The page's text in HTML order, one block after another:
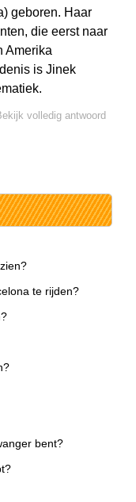
geboren. Haar
die eerst naar
Amerika
is Jinek
volledig antwoord
te rijden?
bent?